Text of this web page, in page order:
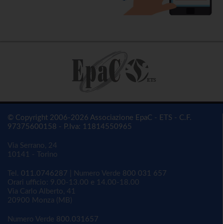
© Copyright 2006-2026 Associazione EpaC - ETS - C.F.
97375600158 - P.Iva: 11814550965
Via Serrano, 24
10141 - Torino
Tel. 011.0746287 | Numero Verde 800 031 657
Orari ufficio: 9.00-13.00 e 14.00-18.00
Via Carlo Alberto, 41
20900 Monza (MB)
Numero Verde 800.031657